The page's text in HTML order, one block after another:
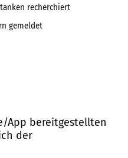
recherchiert
gemeldet
App bereitgestellten
der